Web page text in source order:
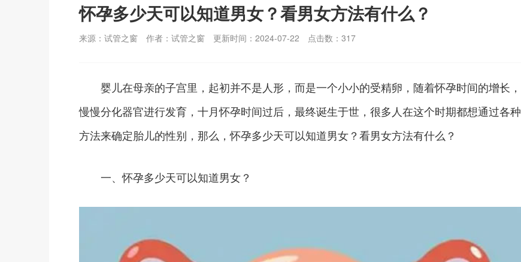
怀孕多少天可以知道男女？看男女方法有什么？
来源：试管之窗 作者：试管之窗 更新时间：2024-07-22 点击数： 317
婴儿在母亲的子宫里，起初并不是人形，而是一个小小的受精卵，随着怀孕时间的增长，
慢慢分化器官进行发育，十月怀孕时间过后，最终诞生于世，很多人在这个时期都想通过各种
方法来确定胎儿的性别，那么，怀孕多少天可以知道男女？看男女方法有什么？
一、怀孕多少天可以知道男女？